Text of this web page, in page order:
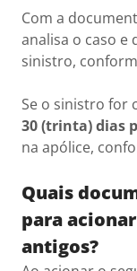
Com a
analisa o caso e
sinistro,
Se o sinistro for
30 (trinta) dias
na apólice,
Quais
para
antigos?